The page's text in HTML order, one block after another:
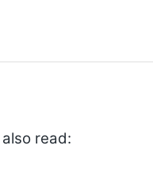
read: